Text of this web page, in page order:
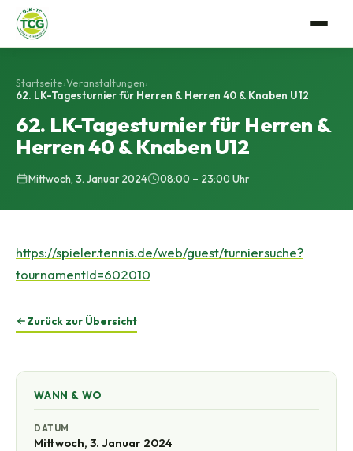
Mitgliedschaft
Vorstandschaft
Bildergalerie
Trainerteam
Mannschaftssport
Events
Startseite›Veranstaltungen›
62. LK-Tagesturnier für Herren & Herren 40 & Knaben U12
62. LK-Tagesturnier für Herren &
Herren 40 & Knaben U12
Mittwoch, 3. Januar 2024 08:00 – 23:00 Uhr
https://spieler.tennis.de/web/guest/turniersuche?
tournamentId=602010
Zurück zur Übersicht
WANN & WO
DATUM
Mittwoch, 3. Januar 2024